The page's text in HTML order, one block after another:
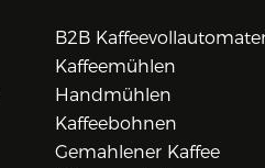
B2B
Kaffeemühlen
Handmühlen
Kaffeebohnen
Gemahlener Kaffee